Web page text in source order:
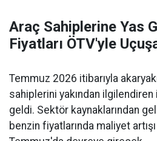
Araç Sahiplerine Yas
Fiyatları ÖTV'yle
Temmuz 2026 itibarıyla
sahiplerini yakından ilgilendiren
geldi. Sektör kaynaklarından
benzin fiyatlarında maliyet